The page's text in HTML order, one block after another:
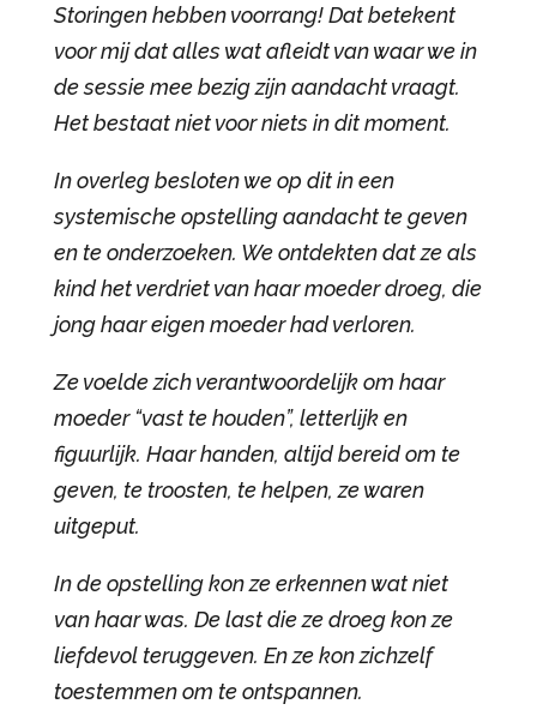
Storingen hebben voorrang! Dat betekent
voor mij dat alles wat afleidt van waar we in
de sessie mee bezig zijn aandacht vraagt.
Het bestaat niet voor niets in dit moment.
In overleg besloten we op dit in een
systemische opstelling aandacht te geven
en te onderzoeken. We ontdekten dat ze als
kind het verdriet van haar moeder droeg, die
jong haar eigen moeder had verloren.
Ze voelde zich verantwoordelijk om haar
moeder “vast te houden”, letterlijk en
figuurlijk. Haar handen, altijd bereid om te
geven, te troosten, te helpen, ze waren
uitgeput.
In de opstelling kon ze erkennen wat niet
van haar was. De last die ze droeg kon ze
liefdevol teruggeven. En ze kon zichzelf
toestemmen om te ontspannen.